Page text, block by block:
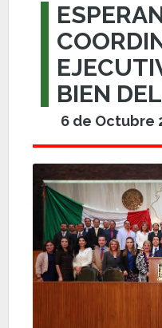
BIEN
6 de Octubre